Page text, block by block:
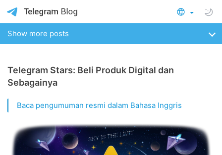
Show more posts
Telegram Stars: Beli Produk Digital dan
Sebagainya
Baca pengumuman resmi dalam Bahasa Inggris